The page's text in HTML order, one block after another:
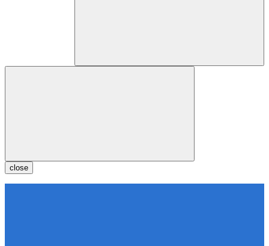
close